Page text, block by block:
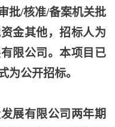
批/核准/备案机关批
金其他，招标人为
限公司。本项目已
为公开招标。
展有限公司两年期